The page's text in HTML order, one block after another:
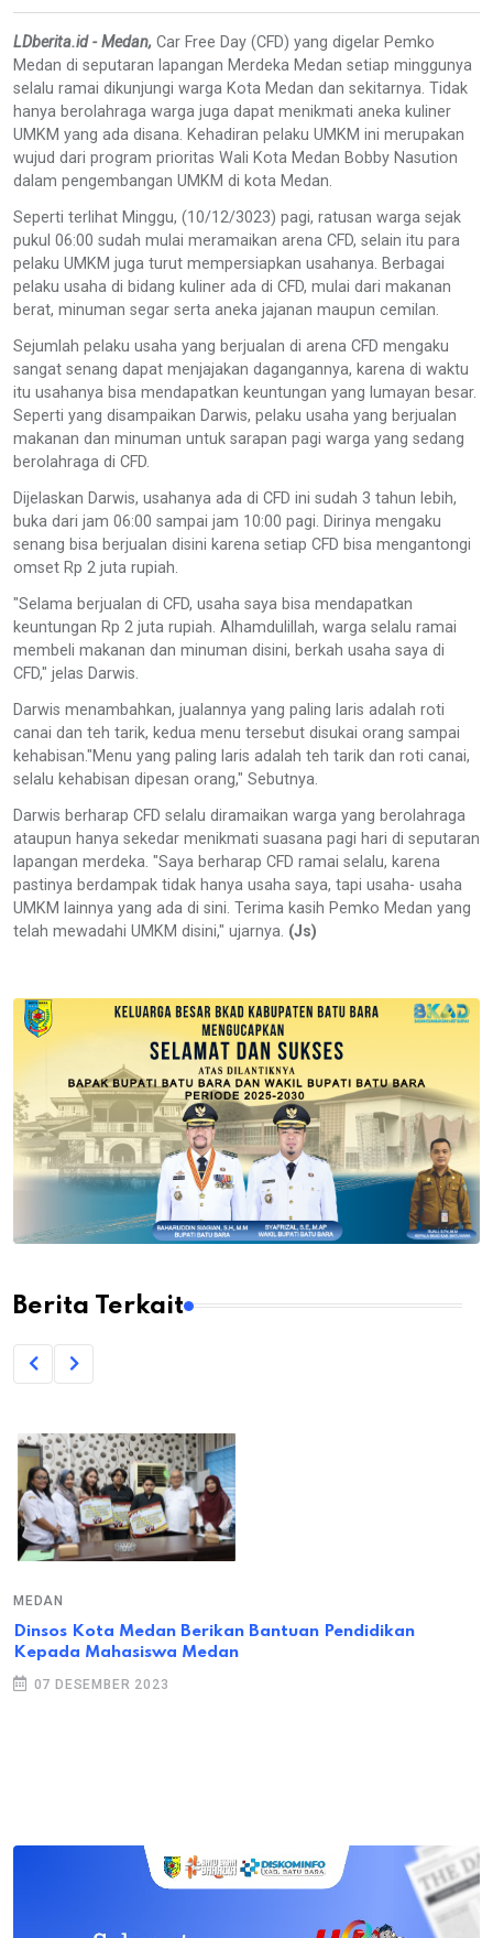
LDberita.id - Medan, Car Free Day (CFD) yang digelar Pemko
Medan di seputaran lapangan Merdeka Medan setiap minggunya
selalu ramai dikunjungi warga Kota Medan dan sekitarnya. Tidak
hanya berolahraga warga juga dapat menikmati aneka kuliner
UMKM yang ada disana. Kehadiran pelaku UMKM ini merupakan
wujud dari program prioritas Wali Kota Medan Bobby Nasution
dalam pengembangan UMKM di kota Medan.
Seperti terlihat Minggu, (10/12/3023) pagi, ratusan warga sejak
pukul 06:00 sudah mulai meramaikan arena CFD, selain itu para
pelaku UMKM juga turut mempersiapkan usahanya. Berbagai
pelaku usaha di bidang kuliner ada di CFD, mulai dari makanan
berat, minuman segar serta aneka jajanan maupun cemilan.
Sejumlah pelaku usaha yang berjualan di arena CFD mengaku
sangat senang dapat menjajakan dagangannya, karena di waktu
itu usahanya bisa mendapatkan keuntungan yang lumayan besar.
Seperti yang disampaikan Darwis, pelaku usaha yang berjualan
makanan dan minuman untuk sarapan pagi warga yang sedang
berolahraga di CFD.
Dijelaskan Darwis, usahanya ada di CFD ini sudah 3 tahun lebih,
buka dari jam 06:00 sampai jam 10:00 pagi. Dirinya mengaku
senang bisa berjualan disini karena setiap CFD bisa mengantongi
omset Rp 2 juta rupiah.
"Selama berjualan di CFD, usaha saya bisa mendapatkan
keuntungan Rp 2 juta rupiah. Alhamdulillah, warga selalu ramai
membeli makanan dan minuman disini, berkah usaha saya di
CFD," jelas Darwis.
Darwis menambahkan, jualannya yang paling laris adalah roti
canai dan teh tarik, kedua menu tersebut disukai orang sampai
kehabisan."Menu yang paling laris adalah teh tarik dan roti canai,
selalu kehabisan dipesan orang," Sebutnya.
Darwis berharap CFD selalu diramaikan warga yang berolahraga
ataupun hanya sekedar menikmati suasana pagi hari di seputaran
lapangan merdeka. "Saya berharap CFD ramai selalu, karena
pastinya berdampak tidak hanya usaha saya, tapi usaha- usaha
UMKM lainnya yang ada di sini. Terima kasih Pemko Medan yang
telah mewadahi UMKM disini," ujarnya. (Js)
Berita Terkait
MEDAN
Dinsos Kota Medan Berikan Bantuan Pendidikan
Kepada Mahasiswa Medan
07 DESEMBER 2023